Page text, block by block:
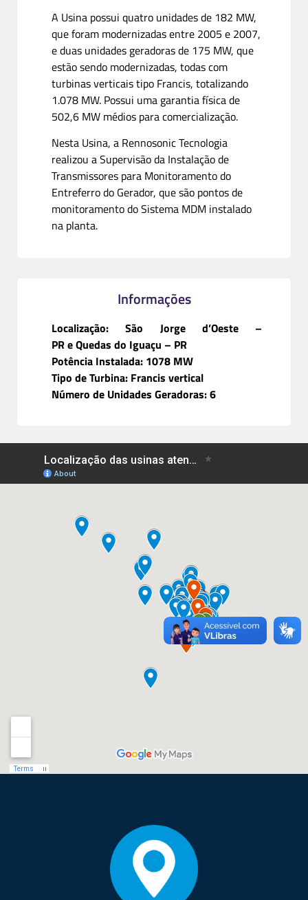
A Usina possui quatro unidades de 182 MW,
que foram modernizadas entre 2005 e 2007,
e duas unidades geradoras de 175 MW, que
estão sendo modernizadas, todas com
turbinas verticais tipo Francis, totalizando
1.078 MW. Possui uma garantia física de
502,6 MW médios para comercialização.
Nesta Usina, a Rennosonic Tecnologia
realizou a Supervisão da Instalação de
Transmissores para Monitoramento do
Entreferro do Gerador, que são pontos de
monitoramento do Sistema MDM instalado
na planta.
Informações
Localização: São Jorge d’Oeste –
PR e Quedas do Iguaçu – PR
Potência Instalada: 1078 MW
Tipo de Turbina: Francis vertical
Número de Unidades Geradoras: 6